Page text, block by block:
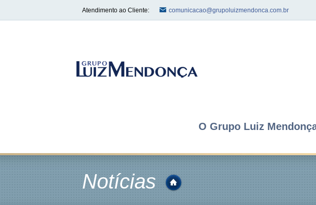
Atendimento ao Cliente: comunicacao@grupoluizmendonca.com.br
O Grupo Luiz
Notícias